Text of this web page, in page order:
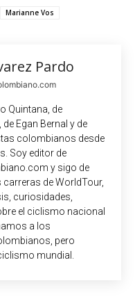
Marianne Vos
Pardo
Quintana, de
Egan Bernal y de
colombianos desde
Soy editor de
y sigo de
de WorldTour,
curiosidades,
el ciclismo nacional
a los
pero
mundial.